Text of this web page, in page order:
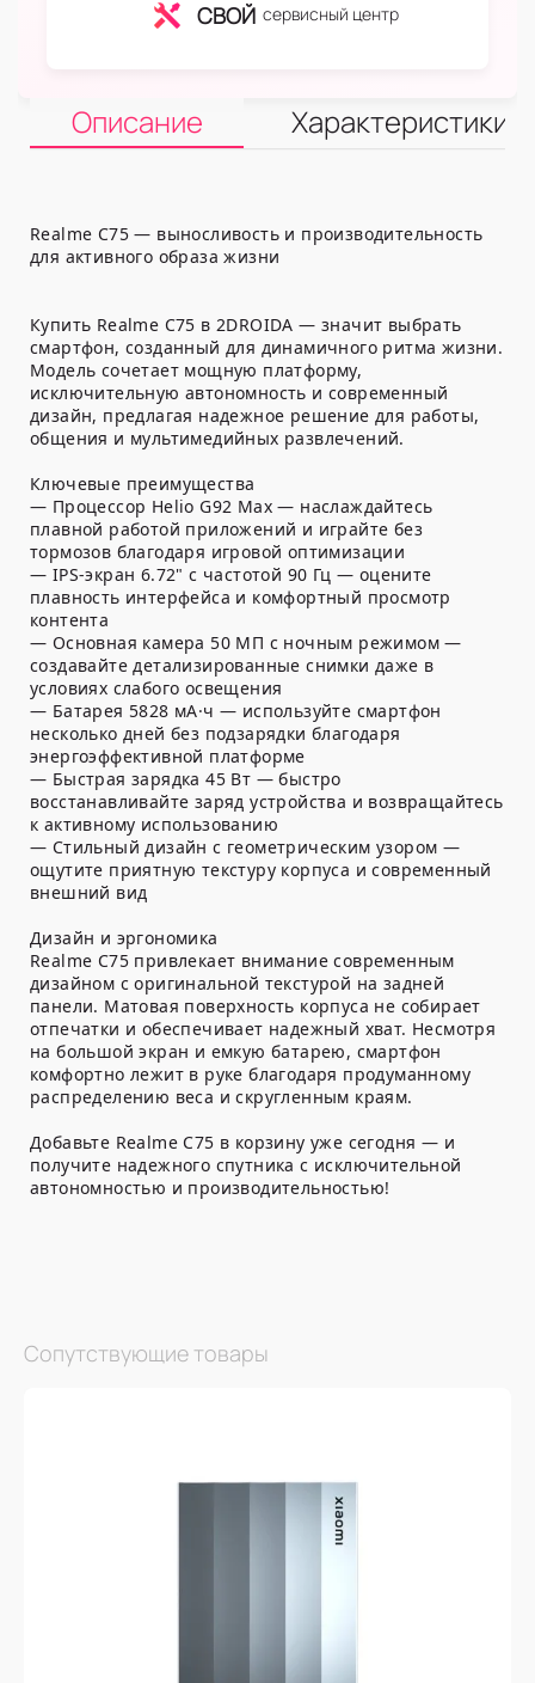
СВОЙ сервисный центр
Описание Характеристики
Realme C75 — выносливость и производительность
для активного образа жизни
Купить Realme C75 в 2DROIDA — значит выбрать
смартфон, созданный для динамичного ритма жизни.
Модель сочетает мощную платформу,
исключительную автономность и современный
дизайн, предлагая надежное решение для работы,
общения и мультимедийных развлечений.
Ключевые преимущества
— Процессор Helio G92 Max — наслаждайтесь
плавной работой приложений и играйте без
тормозов благодаря игровой оптимизации
— IPS-экран 6.72" с частотой 90 Гц — оцените
плавность интерфейса и комфортный просмотр
контента
— Основная камера 50 МП с ночным режимом —
создавайте детализированные снимки даже в
условиях слабого освещения
— Батарея 5828 мА·ч — используйте смартфон
несколько дней без подзарядки благодаря
энергоэффективной платформе
— Быстрая зарядка 45 Вт — быстро
восстанавливайте заряд устройства и возвращайтесь
к активному использованию
— Стильный дизайн с геометрическим узором —
ощутите приятную текстуру корпуса и современный
внешний вид
Дизайн и эргономика
Realme C75 привлекает внимание современным
дизайном с оригинальной текстурой на задней
панели. Матовая поверхность корпуса не собирает
отпечатки и обеспечивает надежный хват. Несмотря
на большой экран и емкую батарею, смартфон
комфортно лежит в руке благодаря продуманному
распределению веса и скругленным краям.
Добавьте Realme C75 в корзину уже сегодня — и
получите надежного спутника с исключительной
автономностью и производительностью!
Сопутствующие товары